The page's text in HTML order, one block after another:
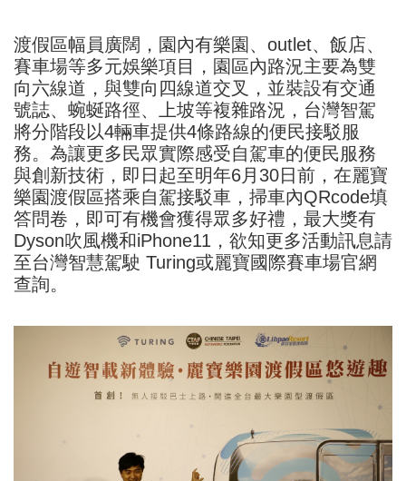
渡假區幅員廣闊，園內有樂園、outlet、飯店、
賽車場等多元娛樂項目，園區內路況主要為雙
向六線道，與雙向四線道交叉，並裝設有交通
號誌、蜿蜒路徑、上坡等複雜路況，台灣智駕
將分階段以4輛車提供4條路線的便民接駁服
務。為讓更多民眾實際感受自駕車的便民服務
與創新技術，即日起至明年6月30日前，在麗寶
樂園渡假區搭乘自駕接駁車，掃車內QRcode填
答問卷，即可有機會獲得眾多好禮，最大獎有
Dyson吹風機和iPhone11，欲知更多活動訊息請
至台灣智慧駕駛 Turing或麗寶國際賽車場官網
查詢。